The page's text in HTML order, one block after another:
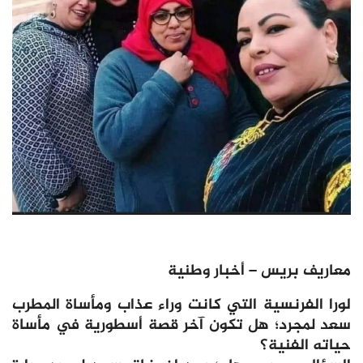
معاريف بريس – أخبار وطنية
لورا الفرنسية التي كانت وراء عذاب ومأساة المطرب
سعد لمجرد؛ هل تكون آخر قصة أسطورية في مأساة
حياته الفنية؟